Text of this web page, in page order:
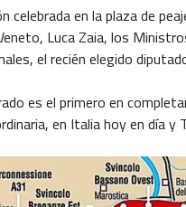
celebrada en la plaza de
Luca Zaia, los
el recién elegido
es el primero en
en Italia hoy en día